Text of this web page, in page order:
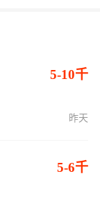
5-10千
昨天
5-6千